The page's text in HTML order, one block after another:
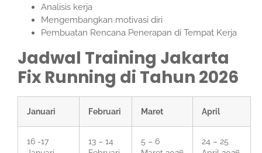
Analisis kerja
Mengembangkan motivasi diri
Pembuatan Rencana Penerapan di Tempat Kerja
Jadwal Training Jakarta
Fix Running di Tahun 2026
Januari Februari Maret April
16 -17
13 – 14
5 – 6
24 – 25